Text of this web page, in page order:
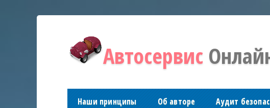
Автосервис
Наши принципы Об авторе Аудит